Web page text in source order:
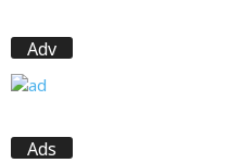
Adv
Ads